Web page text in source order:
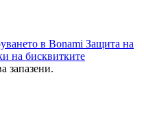
в Bonami Защита на
на бисквитките
запазени.